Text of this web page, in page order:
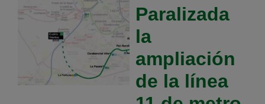
Paralizada
la
ampliación
de la línea